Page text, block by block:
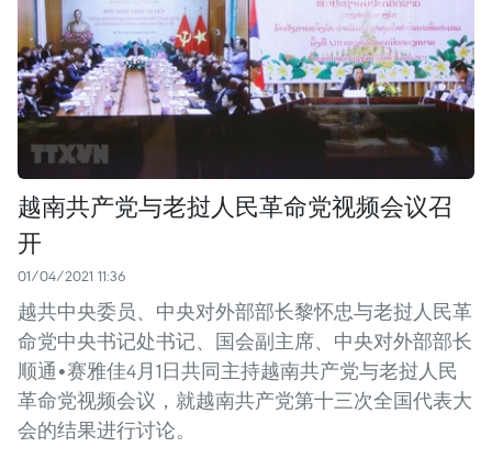
越南共产党与老挝人民革命党视频会议召
开
01/04/2021 11:36
越共中央委员、中央对外部部长黎怀忠与老挝人民革
命党中央书记处书记、国会副主席、中央对外部部长
顺通•赛雅佳4月1日共同主持越南共产党与老挝人民
革命党视频会议，就越南共产党第十三次全国代表大
会的结果进行讨论。